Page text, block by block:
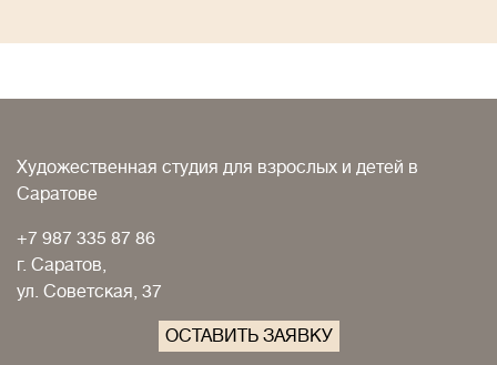
Художественная студия для взрослых и детей в
Саратове
+7 987 335 87 86
г. Саратов,
ул. Советская, 37
ОСТАВИТЬ ЗАЯВКУ